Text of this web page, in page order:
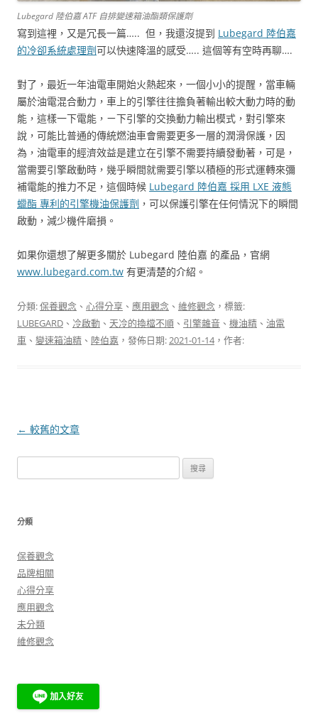
Lubegard 陸伯嘉 ATF 自排變速箱油酯類保護劑
寫到這裡，又是冗長一篇….. 但，我還沒提到 Lubegard 陸伯嘉
的冷卻系統處理劑可以快速降溫的感受….. 這個等有空時再聊….
對了，最近一年油電車開始火熱起來，一個小小的提醒，當車輛
屬於油電混合動力，車上的引擎往往擔負著輸出較大動力時的動
能，這樣一下電能，ㄧ下引擎的交換動力輸出模式，對引擎來
說，可能比普通的傳統燃油車會需要更多一層的潤滑保護，因
為，油電車的經濟效益是建立在引擎不需要持續發動著，可是，
當需要引擎啟動時，幾乎瞬間就需要引擎以積極的形式運轉來彌
補電能的推力不足，這個時候 Lubegard 陸伯嘉 採用 LXE 液態
蠟酯 專利的引擎機油保護劑 ，可以保護引擎在任何情況下的瞬間
啟動，減少機件磨損。
如果你還想了解更多關於 Lubegard 陸伯嘉 的產品，官網
www.lubegard.com.tw 有更清楚的介紹。
分類:保養觀念 、 心得分享 、 應用觀念 、 維修觀念 ，標籤:
LUBEGARD 、 冷啟動 、 天冷的換檔不順 、 引擎雜音 、 機油精 、 油電
車 、 變速箱油精 、 陸伯嘉 ，發佈日期:2021-01-14，作者:
文
← 較舊的文章
尋
鍵
分類
保養觀念
品牌相關
心得分享
應用觀念
未分類
維修觀念